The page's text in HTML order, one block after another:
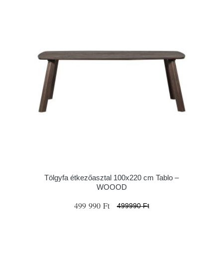
Tölgyfa étkezőasztal 100x220 cm Tablo –
WOOOD
499 990 Ft 499990 Ft